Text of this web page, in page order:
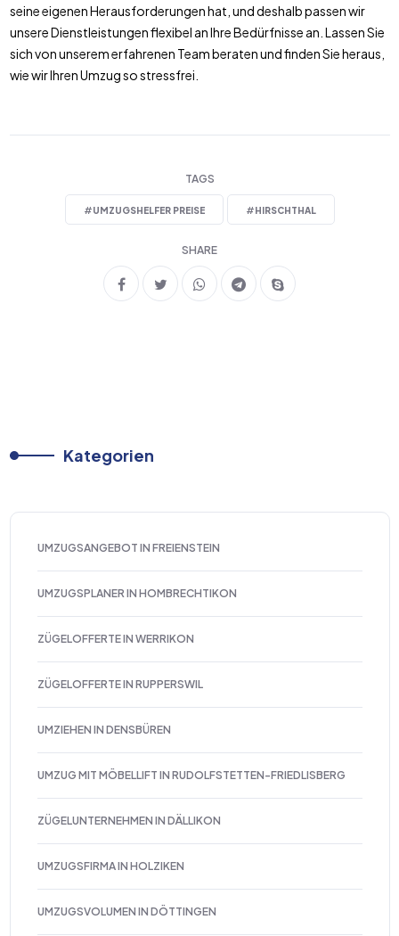
seine eigenen Herausforderungen hat, und deshalb passen wir
unsere Dienstleistungen flexibel an Ihre Bedürfnisse an. Lassen Sie
sich von unserem erfahrenen Team beraten und finden Sie heraus,
wie wir Ihren Umzug so stressfrei.
TAGS
#UMZUGSHELFER PREISE #HIRSCHTHAL
SHARE
Kategorien
UMZUGSANGEBOT IN FREIENSTEIN
UMZUGSPLANER IN HOMBRECHTIKON
ZÜGELOFFERTE IN WERRIKON
ZÜGELOFFERTE IN RUPPERSWIL
UMZIEHEN IN DENSBÜREN
UMZUG MIT MÖBELLIFT IN RUDOLFSTETTEN-FRIEDLISBERG
ZÜGELUNTERNEHMEN IN DÄLLIKON
UMZUGSFIRMA IN HOLZIKEN
UMZUGSVOLUMEN IN DÖTTINGEN